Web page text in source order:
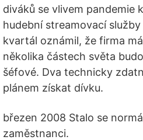
diváků se vlivem pandemie
hudební streamovací
kvartál oznámil, že firma
několika částech světa
šéfové. Dva technicky
plánem získat dívku.
březen 2008 Stalo se
zaměstnanci.